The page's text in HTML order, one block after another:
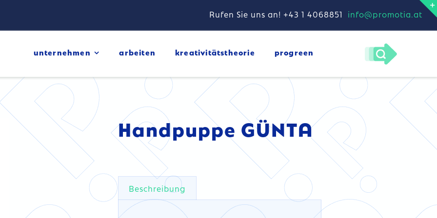
Rufen Sie uns an! +43 1 4068851 info@promotia.at
unternehmen arbeiten kreativitätstheorie progreen
Handpuppe GÜNTA
Beschreibung